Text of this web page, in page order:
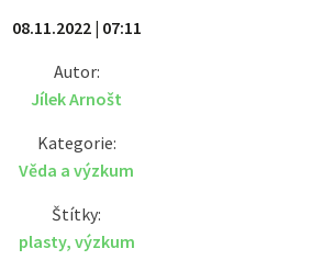
08.11.2022 | 07:11
Autor:
Jílek Arnošt
Kategorie:
Věda a výzkum
Štítky:
plasty, výzkum